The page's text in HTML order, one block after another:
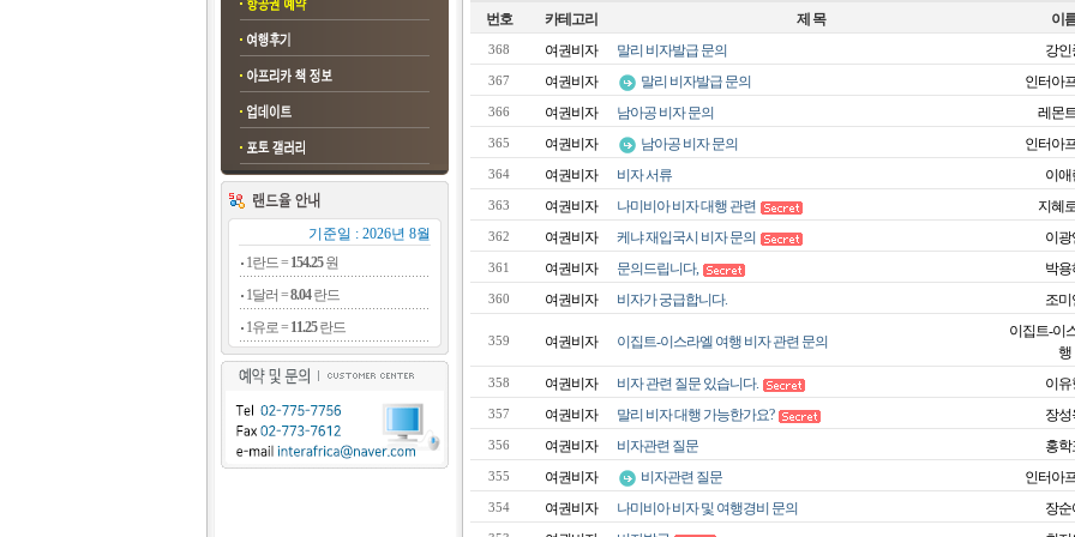
기준일 : 2026년 8월
1란드 = 154.25원
1달러 =8.04란드
1유로 = 11.25란드
번호 카테고리 제 목 이
368 여권비자 말리 비자발급 문의 강인
367 여권비자 말리 비자발급 문의 인터아
366 여권비자 남아공 비자 문의 레몬
365 여권비자 남아공 비자 문의 인터아
364 여권비자 비자 서류 이애
363 여권비자 나미비아 비자 대행 관련 지혜
362 여권비자 케냐 재입국시 비자 문의 이광
361 여권비자 문의드립니다, 박용
360 여권비자 비자가 궁급합니다. 조미
359 여권비자 이집트-이스라엘 여행 비자 관련 문의
이집트-이
행
358 여권비자 비자 관련 질문 있습니다. 이유
357 여권비자 말리 비자 대행 가능한가요? 장성
356 여권비자 비자관련 질문 홍학
355 여권비자 비자관련 질문 인터아
354 여권비자 나미비아 비자 및 여행경비 문의 장순